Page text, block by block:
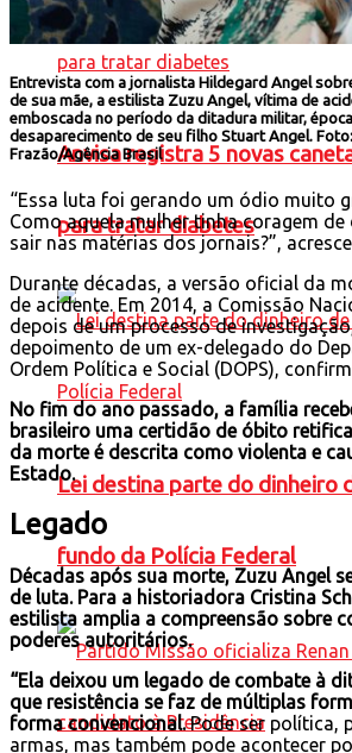
Anvisa registra 5 novas
para tratar diabetes
Lei destina parte do dinheiro
fundo da Polícia Federal
Entrevista com a jornalista Hildegard Angel
de sua mãe, a estilista Zuzu Angel, vítima de
emboscada no período da ditadura militar,
desaparecimento de seu filho Stuart Angel. Foto:
Frazão/Agência Brasil
“Essa luta foi gerando um ódio muito
Como aquela mulher tinha coragem de
sair nas matérias dos jornais?”,
Durante décadas, a versão oficial da
de acidente. Em 2014, a Comissão
depois de um processo de
depoimento de um ex-delegado do
Ordem Política e Social (DOPS),
No fim do ano passado, a família
brasileiro uma certidão de óbito
da morte é descrita como violenta e
Estado.
Legado
Décadas após sua morte, Zuzu Angel
de luta. Para a historiadora Cristina
estilista amplia a compreensão sobre
poderes autoritários.
“Ela deixou um legado de combate à
que resistência se faz de múltiplas
forma convencional.Pode ser política,
armas, mas também pode acontecer